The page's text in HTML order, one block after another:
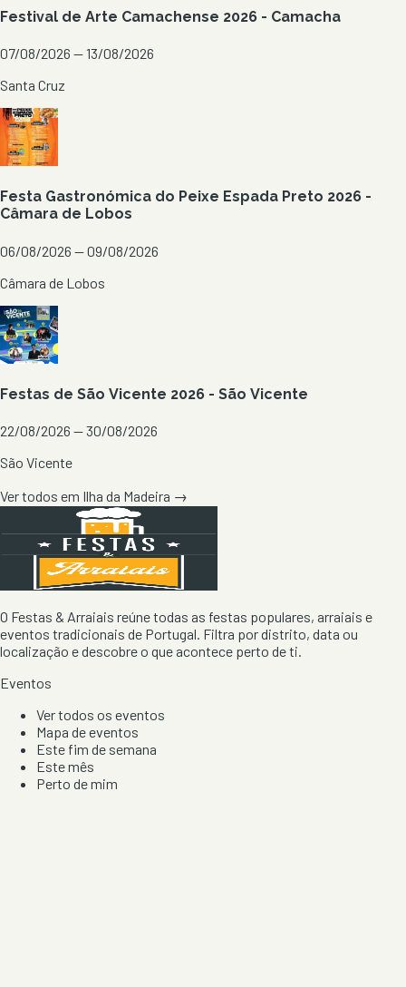
Festival de Arte Camachense 2026 - Camacha
07/08/2026 — 13/08/2026
Santa Cruz
Festa Gastronómica do Peixe Espada Preto 2026 -
Câmara de Lobos
06/08/2026 — 09/08/2026
Câmara de Lobos
Festas de São Vicente 2026 - São Vicente
22/08/2026 — 30/08/2026
São Vicente
Ver todos em Ilha da Madeira →
O Festas & Arraiais reúne todas as festas populares, arraiais e
eventos tradicionais de Portugal. Filtra por distrito, data ou
localização e descobre o que acontece perto de ti.
Eventos
Ver todos os eventos
Mapa de eventos
Este fim de semana
Este mês
Perto de mim